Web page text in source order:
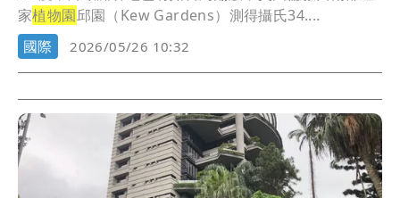
家植物園邱園（Kew Gardens）測得攝氏34....
國際
2026/05/26 10:32